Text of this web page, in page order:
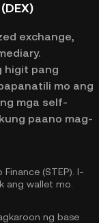
exchange,
higit pang
mo ang
mga self-
paano mag-
(STEP). I-
ang wallet mo.
ng base